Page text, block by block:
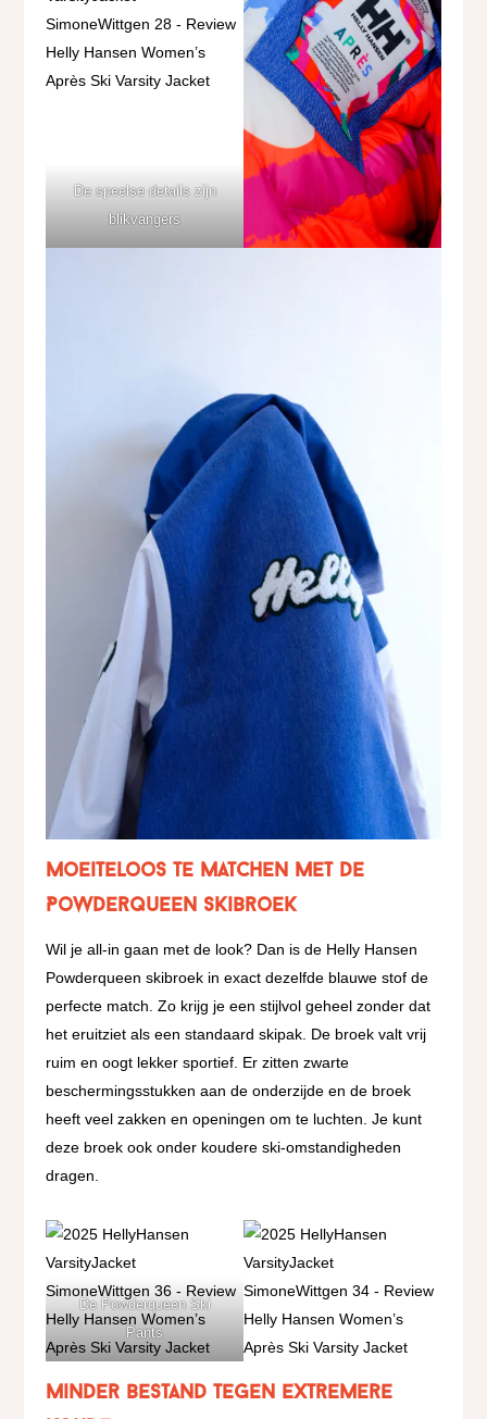
De speelse details zijn
blikvangers
Moeiteloos te matchen met de
Powderqueen skibroek
Wil je all-in gaan met de look? Dan is de Helly Hansen
Powderqueen skibroek in exact dezelfde blauwe stof de
perfecte match. Zo krijg je een stijlvol geheel zonder dat
het eruitziet als een standaard skipak. De broek valt vrij
ruim en oogt lekker sportief. Er zitten zwarte
beschermingsstukken aan de onderzijde en de broek
heeft veel zakken en openingen om te luchten. Je kunt
deze broek ook onder koudere ski-omstandigheden
dragen.
De Powderqueen Ski
Pants
Minder bestand tegen extremere